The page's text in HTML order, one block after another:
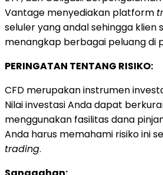
Vantage menyediakan platform
seluler yang andal sehingga klien
menangkap berbagai peluang di
PERINGATAN TENTANG RISIKO:
CFD merupakan instrumen
Nilai investasi Anda dapat
menggunakan fasilitas dana
Anda harus memahami risiko ini
trading.